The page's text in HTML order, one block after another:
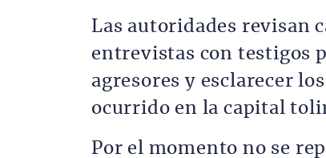
Las autoridades revisan
entrevistas con testigos
agresores y esclarecer
ocurrido en la capital
Por el momento no se